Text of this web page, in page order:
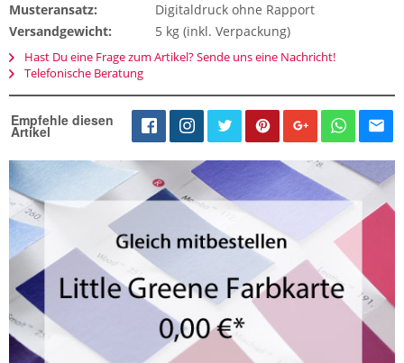
Musteransatz:
Digitaldruck ohne Rapport
Versandgewicht:
5 kg (inkl. Verpackung)
Hast Du eine Frage zum Artikel? Sende uns eine Nachricht!
Telefonische Beratung
Empfehle diesen
Artikel